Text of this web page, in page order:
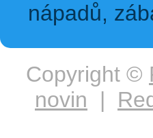
nápadů,
Copyright ©
novin |